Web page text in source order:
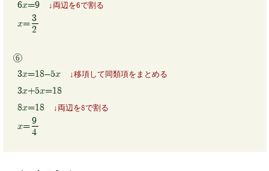
6x=9
両辺を6で割る
x=
3
2
3x=18-5x 移項して同類項をまとめる
3x+5x=18
8x=18
両辺を8で割る
x=
9
4